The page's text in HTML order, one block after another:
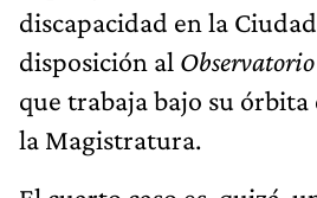
discapacidad en la
disposición al
que trabaja bajo su órbita
la Magistratura.